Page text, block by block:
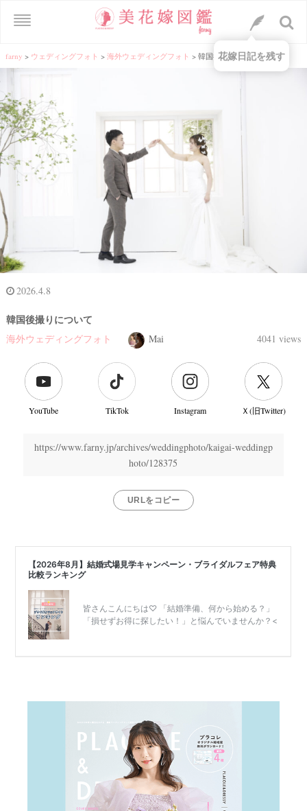
farny > ウェディングフォト > 海外ウェディングフォト > 韓国後撮りについて
2026.4.8
韓国後撮りについて
海外ウェディングフォト Mai 4041 views
YouTube TikTok Instagram Ｘ(旧Twitter)
https://www.farny.jp/archives/weddingphoto/kaigai-weddingp
hoto/128375
URLをコピー
花嫁日記を残す
結
婚
式